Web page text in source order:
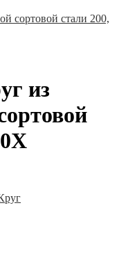
сортовой стали 200,
из